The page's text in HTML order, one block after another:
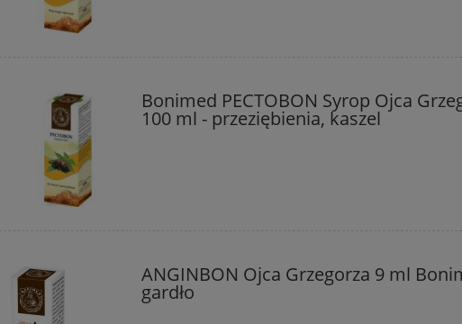
Bonimed PECTOBON Syrop Ojca
100 ml - przeziębienia, kaszel
ANGINBON Ojca Grzegorza 9 ml
gardło